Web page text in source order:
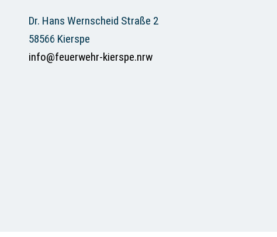
Dr. Hans Wernscheid Straße 2
58566 Kierspe
info@feuerwehr-kierspe.nrw